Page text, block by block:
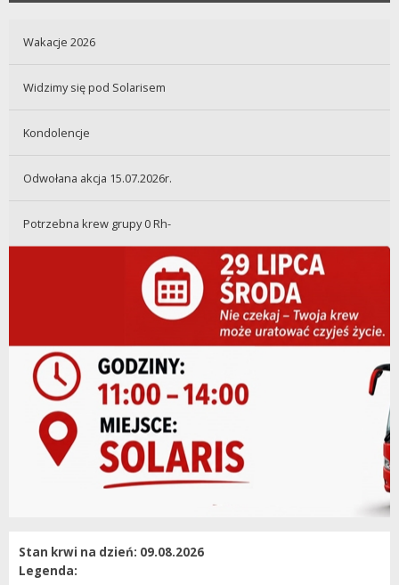
Klauzule informacyjne
Wakacje 2026
Widzimy się pod Solarisem
Kondolencje
Odwołana akcja 15.07.2026r.
Potrzebna krew grupy 0 Rh-
Stan krwi na dzień: 09.08.2026
Legenda: